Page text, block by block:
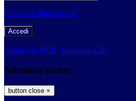
Password dimenticata?
-
Entra con SPID Entra con CIE
Seleziona utente
button close ×